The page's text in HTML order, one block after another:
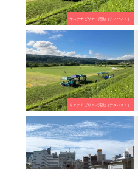
サステナビリティ活動（アスパス！）
サステナビリティ活動（アスパス！）